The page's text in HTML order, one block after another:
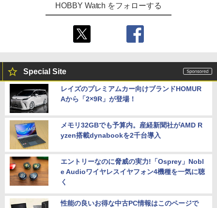
HOBBY Watch をフォローする
Special Site
レイズのプレミアムカー向けブランドHOMUR
Aから「2×9R」が登場！
メモリ32GBでも予算内。産経新聞社がAMD R
yzen搭載dynabookを2千台導入
エントリーなのに脅威の実力!「Osprey」Nobl
e Audioワイヤレスイヤフォン4機種を一気に聴
く
性能の良いお得な中古PC情報はこのページで